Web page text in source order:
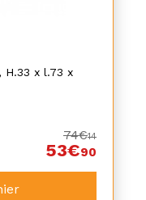
H.33 x l.73 x
74€14
53€90